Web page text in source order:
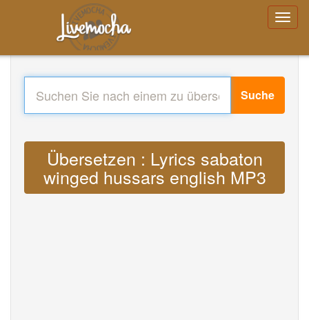
Suche
Übersetzen : Lyrics sabaton
winged hussars english MP3